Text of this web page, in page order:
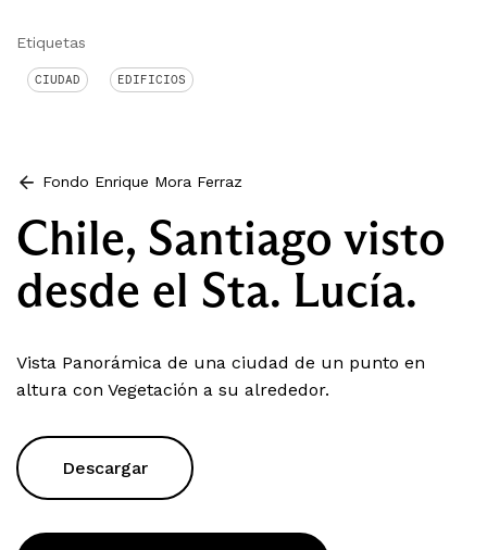
Etiquetas
CIUDAD EDIFICIOS
Fondo Enrique Mora Ferraz
Chile, Santiago visto
desde el Sta. Lucía.
Vista Panorámica de una ciudad de un punto en
altura con Vegetación a su alrededor.
Descargar